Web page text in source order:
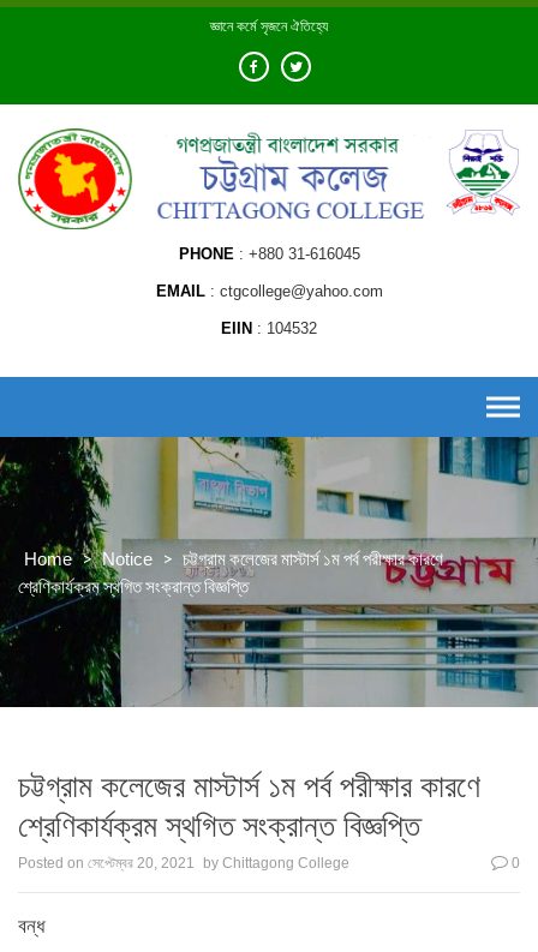
Skip
জ্ঞানে কর্মে সৃজনে ঐতিহ্যে
PHONE +880 31-616045
EMAIL ctgcollege@yahoo.com
EIIN 104532
Home > Notice > চট্টগ্রাম কলেজের মাস্টার্স ১ম পর্ব পরীক্ষার কারণে
শ্রেণিকার্যক্রম স্থগিত সংক্রান্ত বিজ্ঞপ্তি
চট্টগ্রাম কলেজের মাস্টার্স ১ম পর্ব পরীক্ষার কারণে
শ্রেণিকার্যক্রম স্থগিত সংক্রান্ত বিজ্ঞপ্তি
Posted on সেপ্টেম্বর 20, 2021 by Chittagong College 0
বন্ধ